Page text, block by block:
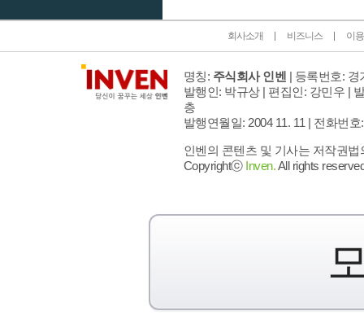
회사소개 비즈니스 이
명칭: 주식회사 인벤 | 등록번호: 경
발행인: 박규상 | 편집인: 강민우 |
층
발행연월일: 2004 11. 11 | 전화번호
인벤의 콘텐츠 및 기사는 저작권
Copyrightⓒ Inven.All rights